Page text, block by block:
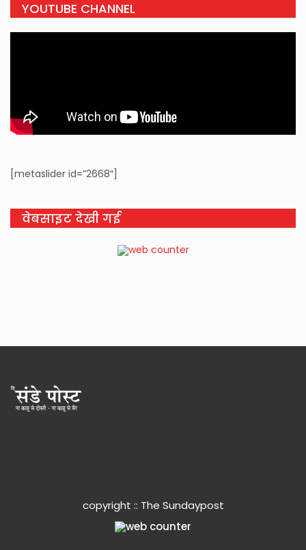
YOUTUBE CHANNEL
[metaslider id=”2668″]
वेबसाइट देखी गई
copyright :: The Sundaypost